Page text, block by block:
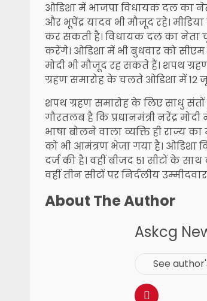
ओडिशा में भाजपा विधायक दल का
और भूपेंद्र यादव भी मौजूद रहे।
कर सकती है। विधायक दल का नेता
करेंगे। ओडिशा में भी बुधवार को सीएम
मोदी भी मौजूद रह सकते हैं। शपथ
ग्रहण समारोह के चलते ओडिशा में 12
शपथ ग्रहण समारोह के लिए साधु
गौरतलब है कि प्रधानमंत्री नरेंद्र
भाषा बोलने वाला व्यक्ति ही राज्य
को भी आमंत्रण भेजा गया है। ओडिशा
दर्ज की है। वहीं बीजद 51 सीटों के
वहीं तीन सीटों पर निर्दलीय
About The Author
Askcg
See